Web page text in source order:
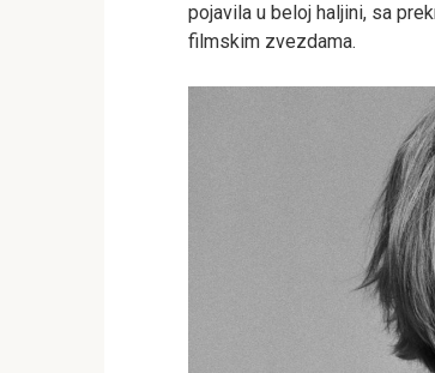
pojavila u beloj haljini, sa
filmskim zvezdama.